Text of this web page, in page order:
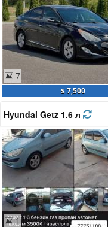
7
$ 7,500
Hyundai Getz 1.6 л
1